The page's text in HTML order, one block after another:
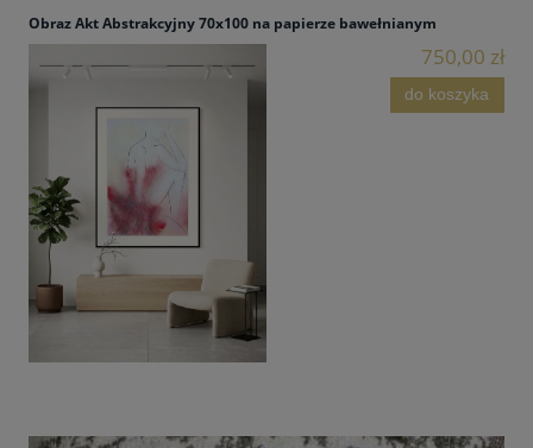
Obraz Akt Abstrakcyjny 70x100 na papierze bawełnianym
750,00 zł
do koszyka